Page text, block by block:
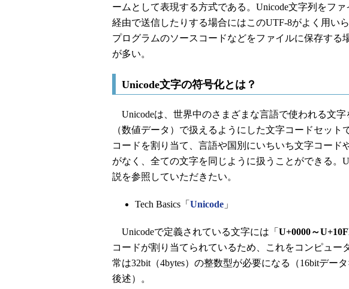
ームとして表現する方式である。Unicode文字列をフ
経由で送信したりする場合にはこのUTF-8がよく用い
プログラムのソースコードなどをファイルに保存する
が多い。
Unicode文字の符号化とは？
Unicodeは、世界中のさまざまな言語で使われる文
（数値データ）で扱えるようにした文字コードセット
コードを割り当て、言語や国別にいちいち文字コード
がなく、全ての文字を同じように扱うことができる。
説を参照していただきたい。
Tech Basics「 Unicode 」
Unicodeで定義されている文字には「 U+0000～
コードが割り当てられているため、これをコンピュー
常は32bit（4bytes）の整数型が必要になる（16bitデー
後述）。